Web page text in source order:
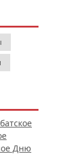
Дню